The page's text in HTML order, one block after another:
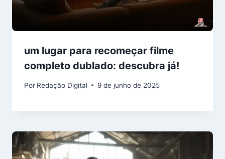
um lugar para recomeçar filme
completo dublado: descubra já!
Por Redação Digital 9 de junho de 2025